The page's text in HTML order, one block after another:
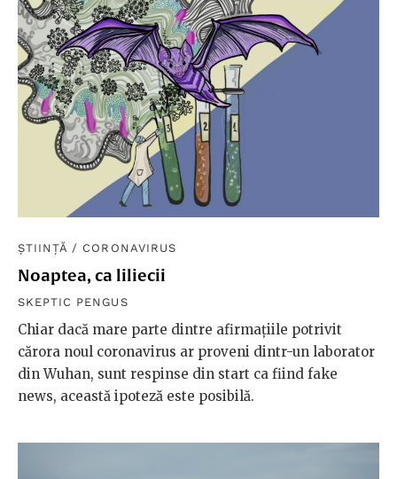
ȘTIINȚĂ / CORONAVIRUS
Noaptea, ca liliecii
SKEPTIC PENGUS
Chiar dacă mare parte dintre afirmațiile potrivit
cărora noul coronavirus ar proveni dintr-un laborator
din Wuhan, sunt respinse din start ca fiind fake
news, această ipoteză este posibilă.